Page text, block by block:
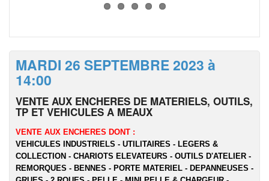
MARDI 26 SEPTEMBRE 2023 à
14:00
VENTE AUX ENCHERES DE MATERIELS, OUTILS,
TP ET VEHICULES A MEAUX
VENTE AUX ENCHERES DONT :
VEHICULES INDUSTRIELS - UTILITAIRES - LEGERS &
COLLECTION - CHARIOTS ELEVATEURS - OUTILS D'ATELIER -
REMORQUES - BENNES - PORTE MATERIEL - DEPANNEUSES -